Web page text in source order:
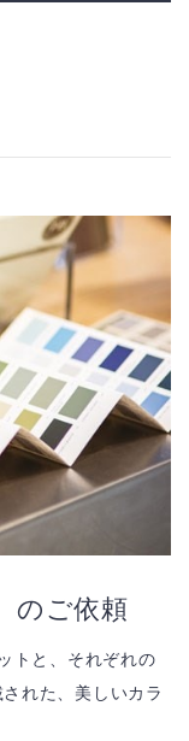
のご依頼
トと、それぞれの
れた、美しいカラ